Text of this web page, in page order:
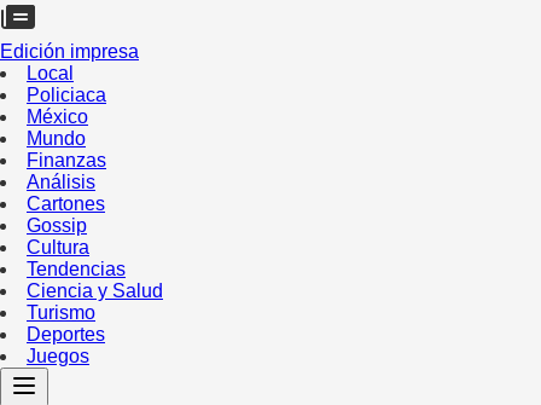
Edición impresa
Local
Policiaca
México
Mundo
Finanzas
Análisis
Cartones
Gossip
Cultura
Tendencias
Ciencia y Salud
Turismo
Deportes
Juegos